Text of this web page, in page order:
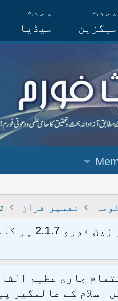
محدث
میگزین
محدث
میڈیا
تفسیر قرآن
الحمدللہ
جاری عظیم
اسلام کے عالمگیر